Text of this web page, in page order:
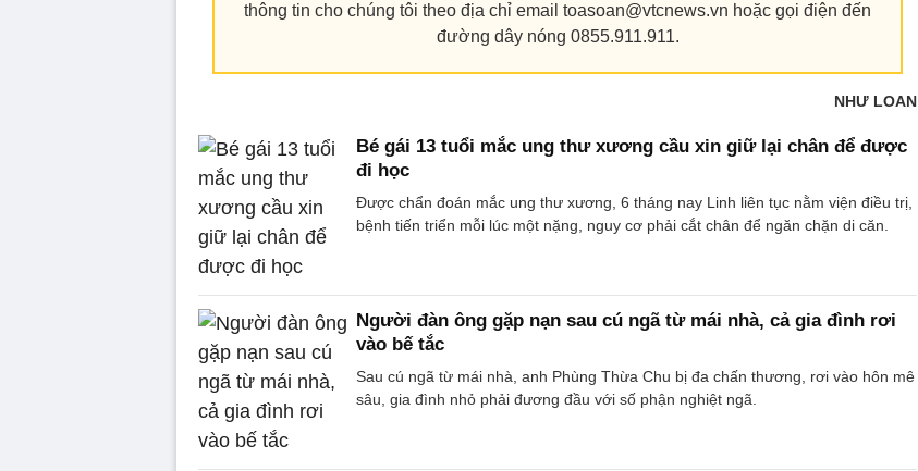
thông tin cho chúng tôi theo địa chỉ email toasoan@vtcnews.vn hoặc gọi điện đến
đường dây nóng 0855.911.911.
NHƯ LOAN
Bé gái 13 tuổi mắc ung thư xương cầu xin giữ lại chân để được
đi học
Được chẩn đoán mắc ung thư xương, 6 tháng nay Linh liên tục nằm viện điều trị,
bệnh tiến triển mỗi lúc một nặng, nguy cơ phải cắt chân để ngăn chặn di căn.
Người đàn ông gặp nạn sau cú ngã từ mái nhà, cả gia đình rơi
vào bế tắc
Sau cú ngã từ mái nhà, anh Phùng Thừa Chu bị đa chấn thương, rơi vào hôn mê
sâu, gia đình nhỏ phải đương đầu với số phận nghiệt ngã.